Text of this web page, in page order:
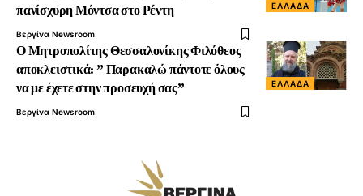
ΕΛΛΆΔΑ
πανίσχυρη Μόντσα στο Ρέντη
Βεργίνα Newsroom
ΕΛΛΆΔΑ
Ο Μητροπολίτης Θεσσαλονίκης Φιλόθεος
αποκλειστικά: ” Παρακαλώ πάντοτε όλους
να με έχετε στην προσευχή σας”
Βεργίνα Newsroom